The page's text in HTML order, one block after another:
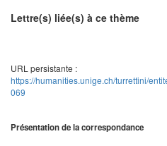
Lettre(s) liée(s) à ce thème
URL persistante :
https://humanities.unige.ch/turrettini/
069
Présentation de la correspondance